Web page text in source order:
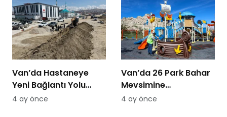
Van’da Hastaneye
Yeni Bağlantı Yolu
Yapılıyor
4 ay önce
Van’da 26 Park Bahar
Mevsimine
Hazırlanıyor
4 ay önce